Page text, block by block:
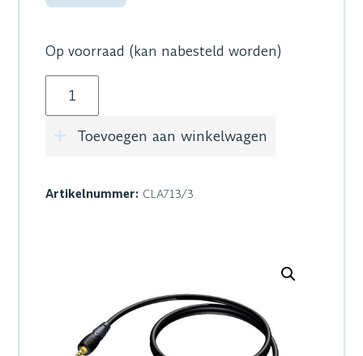
Op voorraad (kan nabesteld worden)
Procab - CLA713/3 - verloopkabel - 3mtr.
Toevoegen aan winkelwagen
Artikelnummer: CLA713/3